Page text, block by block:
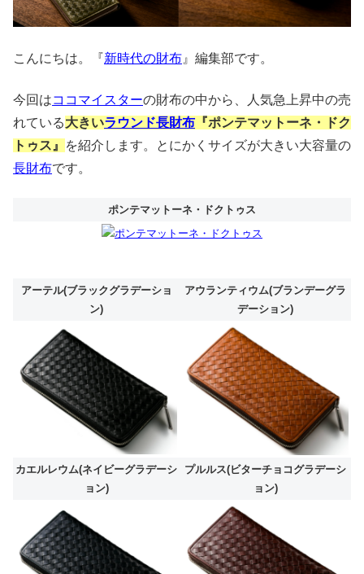
こんにちは。『新時代の財布』編集部です。
今回はココマイスターの財布の中から、人気急上昇中の売
れている大きいラウンド長財布 『ポンテマットーネ・ドク
トゥス』
を紹介します。とにかくサイズが大きい大容量の
長財布です。
ポンテマットーネ・ドクトゥス
アーテル(ブラックグラデーショ
ン)
アウランティウム(ブランデーグラ
デーション)
カエルレウム(ネイビーグラデーシ
ョン)
プルルス(ビターチョコグラデーシ
ョン)